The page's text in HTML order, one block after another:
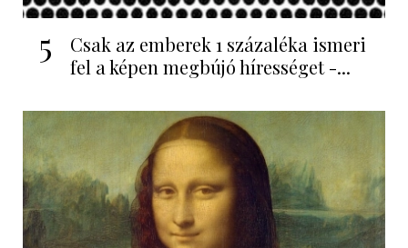
5
Csak az emberek 1 százaléka ismeri
fel a képen megbújó hírességet -...